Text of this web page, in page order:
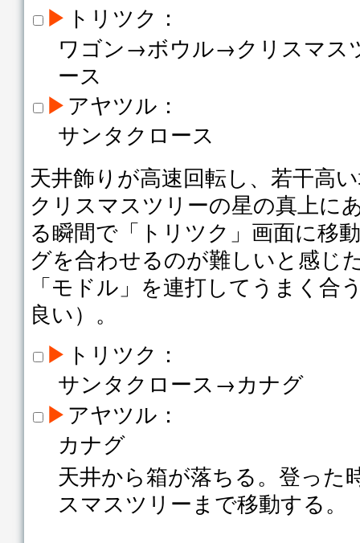
▶ トリツク：
ワゴン→ボウル→クリスマス
ース
▶アヤツル：
サンタクロース
天井飾りが高速回転し、若干高
クリスマスツリーの星の真上に
る瞬間で「トリツク」画面に移
グを合わせるのが難しいと感じ
「モドル」を連打してうまく合
良い）。
▶ トリツク：
サンタクロース→カナグ
▶アヤツル：
カナグ
天井から箱が落ちる。登った
スマスツリーまで移動する。